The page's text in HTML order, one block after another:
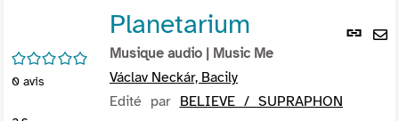
Lien
/5
0 avis
Planetarium
Musique audio | Music Me
Václav Neckár, Bacily
Edité par BELIEVE / SUPRAPHON